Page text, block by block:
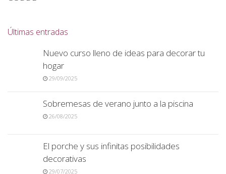
Últimas entradas
Nuevo curso lleno de ideas para decorar tu
hogar
29/09/2025
Sobremesas de verano junto a la piscina
26/08/2025
El porche y sus infinitas posibilidades
decorativas
29/07/2025